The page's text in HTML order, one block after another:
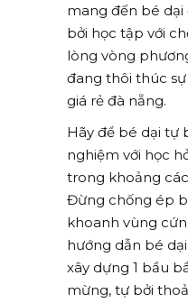
mang đến bé
bởi học tập với
lòng vòng
đang thôi thúc
giá rẻ đà nẵng.
Hãy để bé dại tự
nghiệm với học
trong khoảng
Đừng chống ép
khoanh vùng
hướng dẫn bé
xây dựng 1 bầu
mừng, tự bởi